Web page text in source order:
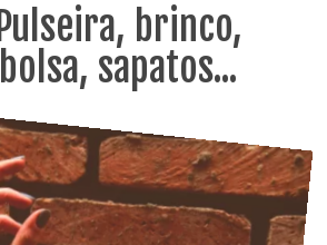
Pulseira, brinco,
bolsa, sapatos...